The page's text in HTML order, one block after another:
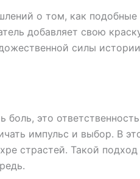
о том, как
добавляет свою
силы
это
импульс и выбор. В
страстей. Такой